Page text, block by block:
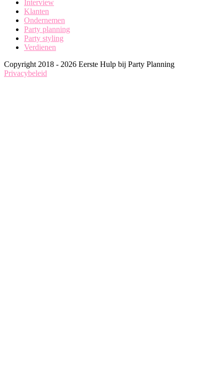
Interview
Klanten
Ondernemen
Party planning
Party styling
Verdienen
Copyright 2018 - 2026 Eerste Hulp bij Party Planning
Privacybeleid